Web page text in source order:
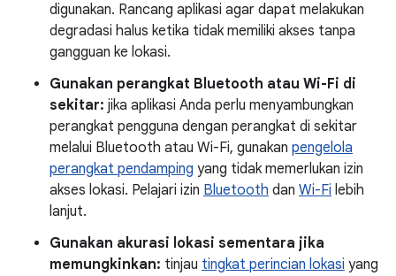
digunakan. Rancang aplikasi agar dapat melakukan
degradasi halus ketika tidak memiliki akses tanpa
gangguan ke lokasi.
Gunakan perangkat Bluetooth atau Wi-Fi di
sekitar: jika aplikasi Anda perlu menyambungkan
perangkat pengguna dengan perangkat di sekitar
melalui Bluetooth atau Wi-Fi, gunakan pengelola
perangkat pendamping yang tidak memerlukan izin
akses lokasi. Pelajari izin Bluetooth dan Wi-Fi lebih
lanjut.
Gunakan akurasi lokasi sementara jika
memungkinkan: tinjau tingkat perincian lokasi yang